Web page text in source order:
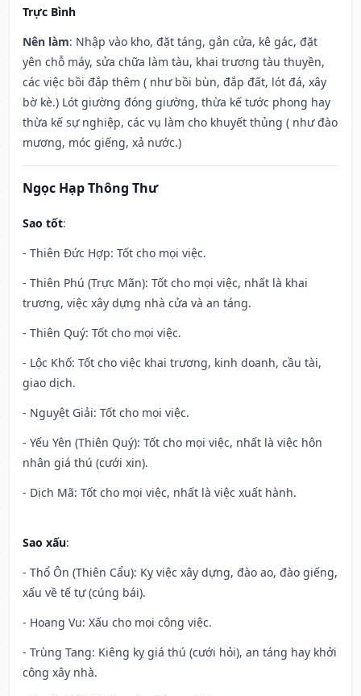
Trực Bình
Nên làm: Nhập vào kho, đặt táng, gắn cửa, kê gác, đặt
yên chỗ máy, sửa chữa làm tàu, khai trương tàu thuyền,
các việc bồi đắp thêm ( như bồi bùn, đắp đất, lót đá, xây
bờ kè.) Lót giường đóng giường, thừa kế tước phong hay
thừa kế sự nghiệp, các vụ làm cho khuyết thủng ( như đào
mương, móc giếng, xả nước.)
Ngọc Hạp Thông Thư
Sao tốt:
- Thiên Đức Hợp: Tốt cho mọi việc.
- Thiên Phú (Trực Mãn): Tốt cho mọi việc, nhất là khai
trương, việc xây dựng nhà cửa và an táng.
- Thiên Quý: Tốt cho mọi việc.
- Lộc Khố: Tốt cho việc khai trương, kinh doanh, cầu tài,
giao dịch.
- Nguyệt Giải: Tốt cho mọi việc.
- Yếu Yên (Thiên Quý): Tốt cho mọi việc, nhất là việc hôn
nhân giá thú (cưới xin).
- Dịch Mã: Tốt cho mọi việc, nhất là việc xuất hành.
Sao xấu:
- Thổ Ôn (Thiên Cẩu): Kỵ việc xây dựng, đào ao, đào giếng,
xấu về tế tự (cúng bái).
- Hoang Vu: Xấu cho mọi công việc.
- Trùng Tang: Kiêng kỵ giá thú (cưới hỏi), an táng hay khởi
công xây nhà.